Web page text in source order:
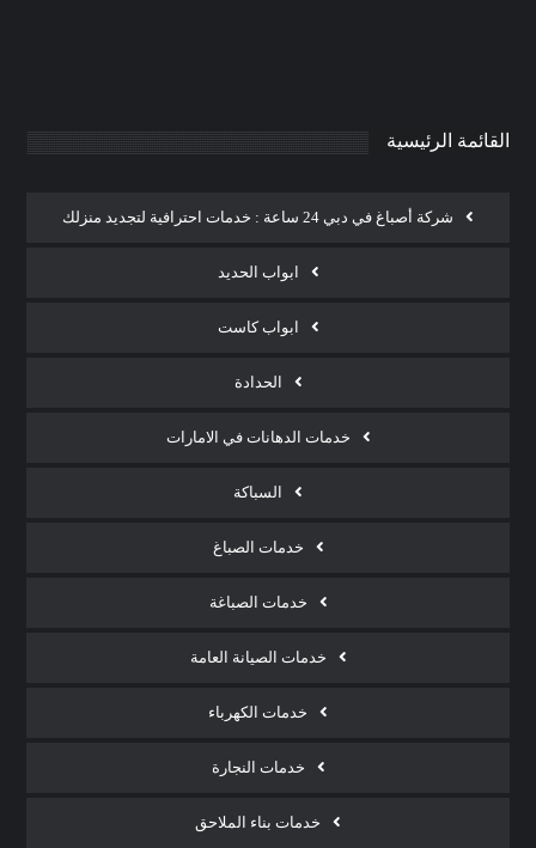
القائمة الرئيسية
شركة أصباغ في دبي 24 ساعة : خدمات احترافية لتجديد منزلك
ابواب الحديد
ابواب كاست
الحدادة
خدمات الدهانات في الامارات
السباكة
خدمات الصباغ
خدمات الصباغة
خدمات الصيانة العامة
خدمات الكهرباء
خدمات النجارة
خدمات بناء الملاحق